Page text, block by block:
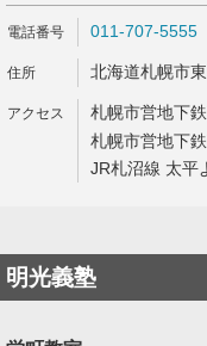
011-707-5555
北海道札幌市
札幌市営地下
札幌市営地下
JR札沼線 太平
明光義塾